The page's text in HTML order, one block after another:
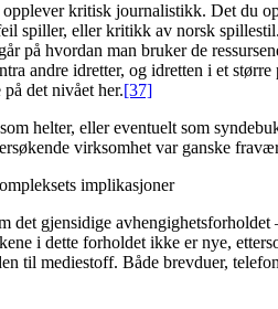
opplever kritisk journalistikk. Det du
spiller, eller kritikk av norsk
på hvordan man bruker de
andre idretter, og idretten i et
det nivået her.[37]
helter, eller eventuelt som
virksomhet var ganske
implikasjoner
det gjensidige
i dette forholdet ikke er nye,
til mediestoff. Både brevduer,